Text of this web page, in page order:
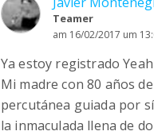
Teamer
am 16/02/2017 um
Ya estoy registrado
Mi madre con 80 años
percutánea guiada por
la inmaculada llena de